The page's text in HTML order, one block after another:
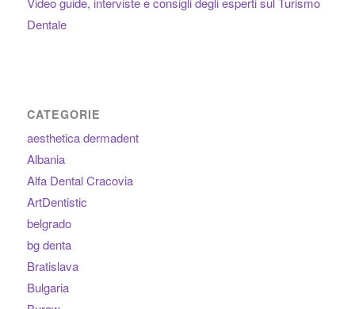
Dentale
CATEGORIE
aesthetica dermadent
Albania
Alfa Dental Cracovia
ArtDentistic
belgrado
bg denta
Bratislava
Bulgaria